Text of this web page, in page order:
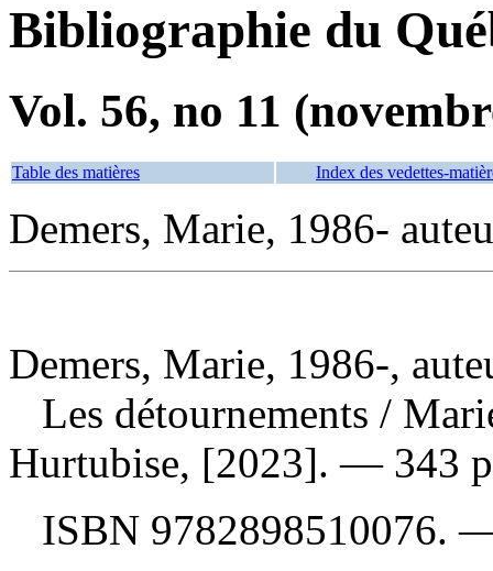
Bibliographie du
Vol. 56, no 11
Table des matières Index des vedettes-
Demers, Marie, 1986-
Demers, Marie, 1986-,
Les détournements /
Hurtubise, [2023]. — 343
ISBN 9782898510076.